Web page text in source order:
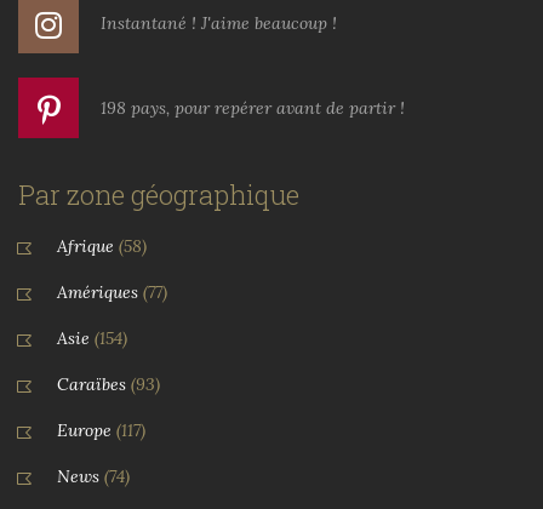
Instantané ! J'aime beaucoup !
198 pays, pour repérer avant de partir !
Par zone géographique
Afrique (58)
Amériques (77)
Asie (154)
Caraïbes (93)
Europe (117)
News (74)